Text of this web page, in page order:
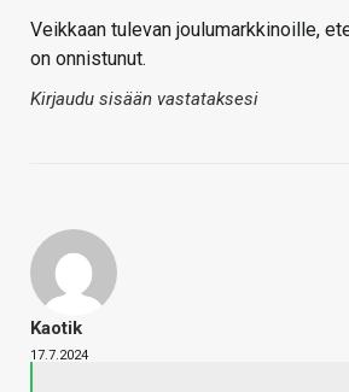
Veikkaan tulevan joulumarkkinoille,
on onnistunut.
Kirjaudu sisään vastataksesi
Kaotik
17.7.2024